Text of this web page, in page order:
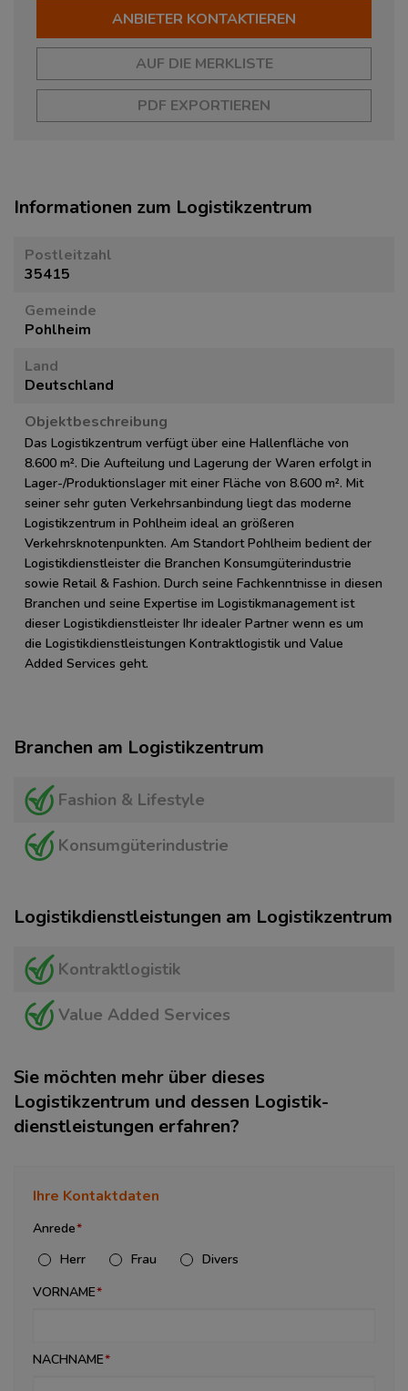
ANBIETER KONTAKTIEREN
AUF DIE MERKLISTE
PDF EXPORTIEREN
Informationen zum Logistikzentrum
Postleitzahl
35415
Gemeinde
Pohlheim
Land
Deutschland
Objektbeschreibung
Das Logistikzentrum verfügt über eine Hallenfläche von
8.600 m². Die Aufteilung und Lagerung der Waren erfolgt in
Lager-/Produktionslager mit einer Fläche von 8.600 m². Mit
seiner sehr guten Verkehrsanbindung liegt das moderne
Logistikzentrum in Pohlheim ideal an größeren
Verkehrsknotenpunkten. Am Standort Pohlheim bedient der
Logistikdienstleister die Branchen Konsumgüterindustrie
sowie Retail & Fashion. Durch seine Fachkenntnisse in diesen
Branchen und seine Expertise im Logistikmanagement ist
dieser Logistikdienstleister Ihr idealer Partner wenn es um
die Logistikdienstleistungen Kontraktlogistik und Value
Added Services geht.
Branchen am Logistikzentrum
Fashion & Lifestyle
Konsumgüterindustrie
Logistikdienstleistungen am Logistikzentrum
Kontraktlogistik
Value Added Services
Sie möchten mehr über dieses
Logistikzentrum und dessen Logistik­
dienstleistungen erfahren?
Ihre Kontaktdaten
Anrede
Herr
Frau
Divers
VORNAME
NACHNAME